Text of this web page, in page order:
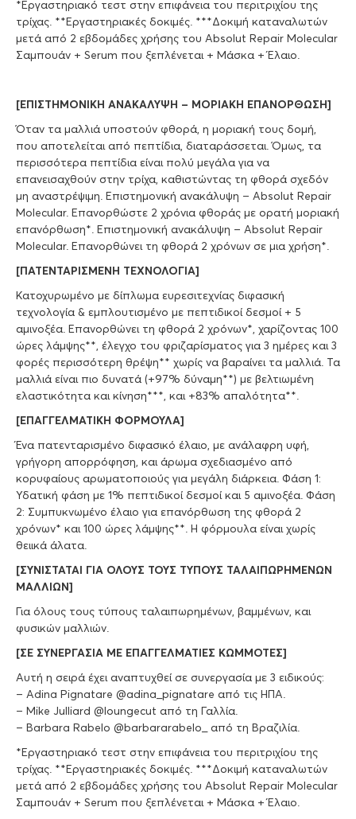
*Εργαστηριακό τεστ στην επιφάνεια του περιτριχίου της
τρίχας. **Εργαστηριακές δοκιμές. ***Δοκιμή καταναλωτών
μετά από 2 εβδομάδες χρήσης του Absolut Repair Molecular
Σαμπουάν + Serum που ξεπλένεται + Μάσκα + Έλαιο.
[ΕΠΙΣΤΗΜΟΝΙΚΗ ΑΝΑΚΑΛΥΨΗ – ΜΟΡΙΑΚΗ ΕΠΑΝΟΡΘΩΣΗ]
Όταν τα μαλλιά υποστούν φθορά, η μοριακή τους δομή,
που αποτελείται από πεπτίδια, διαταράσσεται. Όμως, τα
περισσότερα πεπτίδια είναι πολύ μεγάλα για να
επανεισαχθούν στην τρίχα, καθιστώντας τη φθορά σχεδόν
μη αναστρέψιμη. Επιστημονική ανακάλυψη – Absolut Repair
Molecular. Επανορθώστε 2 χρόνια φθοράς με ορατή μοριακή
επανόρθωση*. Επιστημονική ανακάλυψη – Absolut Repair
Molecular. Επανορθώνει τη φθορά 2 χρόνων σε μια χρήση*.
[ΠΑΤΕΝΤΑΡΙΣΜΕΝΗ ΤΕΧΝΟΛΟΓΙΑ]
Κατοχυρωμένο με δίπλωμα ευρεσιτεχνίας διφασική
τεχνολογία & εμπλουτισμένο με πεπτιδικοί δεσμοί + 5
αμινοξέα. Επανορθώνει τη φθορά 2 χρόνων*, χαρίζοντας 100
ώρες λάμψης**, έλεγχο του φριζαρίσματος για 3 ημέρες και 3
φορές περισσότερη θρέψη** χωρίς να βαραίνει τα μαλλιά. Τα
μαλλιά είναι πιο δυνατά (+97% δύναμη**) με βελτιωμένη
ελαστικότητα και κίνηση***, και +83% απαλότητα**.
[ΕΠΑΓΓΕΛΜΑΤΙΚΗ ΦΟΡΜΟΥΛΑ]
Ένα πατενταρισμένο διφασικό έλαιο, με ανάλαφρη υφή,
γρήγορη απορρόφηση, και άρωμα σχεδιασμένο από
κορυφαίους αρωματοποιούς για μεγάλη διάρκεια. Φάση 1:
Υδατική φάση με 1% πεπτιδικοί δεσμοί και 5 αμινοξέα. Φάση
2: Συμπυκνωμένο έλαιο για επανόρθωση της φθορά 2
χρόνων* και 100 ώρες λάμψης**. Η φόρμουλα είναι χωρίς
θειικά άλατα.
[ΣΥΝΙΣΤΑΤΑΙ ΓΙΑ ΟΛΟΥΣ ΤΟΥΣ ΤΥΠΟΥΣ ΤΑΛΑΙΠΩΡΗΜΕΝΩΝ
ΜΑΛΛΙΩΝ]
Για όλους τους τύπους ταλαιπωρημένων, βαμμένων, και
φυσικών μαλλιών.
[ΣΕ ΣΥΝΕΡΓΑΣΙΑ ΜΕ ΕΠΑΓΓΕΛΜΑΤΙΕΣ ΚΩΜΜΟΤΕΣ]
Αυτή η σειρά έχει αναπτυχθεί σε συνεργασία με 3 ειδικούς:
– Adina Pignatare @adina_pignatare από τις ΗΠΑ.
– Mike Julliard @loungecut από τη Γαλλία.
– Barbara Rabelo @barbararabelo_ από τη Βραζιλία.
*Εργαστηριακό τεστ στην επιφάνεια του περιτριχίου της
τρίχας. **Εργαστηριακές δοκιμές. ***Δοκιμή καταναλωτών
μετά από 2 εβδομάδες χρήσης του Absolut Repair Molecular
Σαμπουάν + Serum που ξεπλένεται + Μάσκα + Έλαιο.